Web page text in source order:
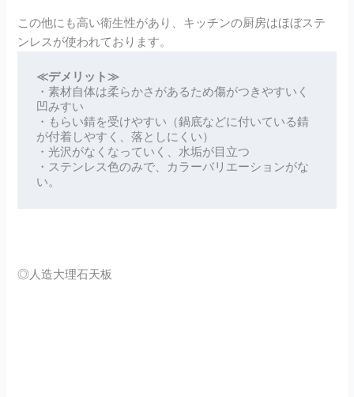
この他にも高い衛生性があり、キッチンの厨房はほぼステ
ンレスが使われております。
≪デメリット≫
・素材自体は柔らかさがあるため傷がつきやすいく
凹みすい
・もらい錆を受けやすい（鍋底などに付いている錆
が付着しやすく、落としにくい）
・光沢がなくなっていく、水垢が目立つ
・ステンレス色のみで、カラーバリエーションがな
い。
◎人造大理石天板